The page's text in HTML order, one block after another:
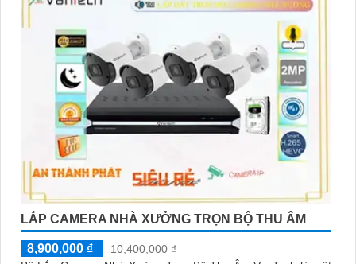
LẮP CAMERA NHÀ XƯỞNG TRỌN BỘ THU ÂM
8,900,000 ₫
10,400,000 ₫